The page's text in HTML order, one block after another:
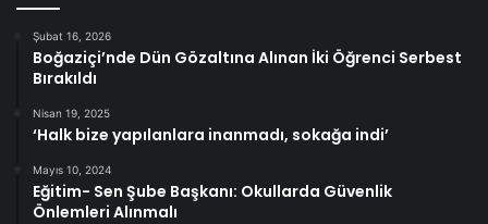
Şubat 16, 2026
Boğaziçi’nde Dün Gözaltına Alınan İki Öğrenci Serbest
Bırakıldı
Nisan 19, 2025
‘Halk bize yapılanlara inanmadı, sokağa indi’
Mayıs 10, 2024
Eğitim- Sen Şube Başkanı: Okullarda Güvenlik
Önlemleri Alınmalı